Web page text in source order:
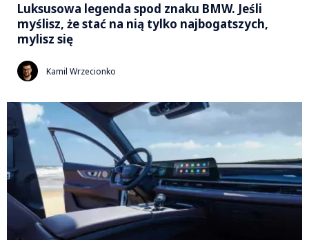
Luksusowa legenda spod znaku BMW. Jeśli
myślisz, że stać na nią tylko najbogatszych,
mylisz się
Kamil Wrzecionko